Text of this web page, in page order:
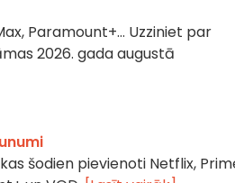
Paramount+… Uzziniet par
2026. gada augustā
šodien pievienoti Netflix,